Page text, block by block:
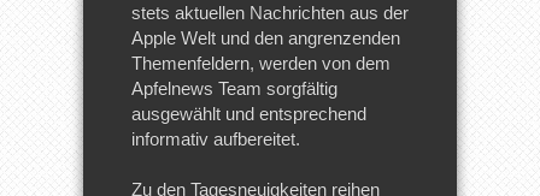
stets aktuellen Nachrichten aus der
Apple Welt und den angrenzenden
Themenfeldern, werden von dem
Apfelnews Team sorgfältig
ausgewählt und entsprechend
informativ aufbereitet.
Zu den Tagesneuigkeiten reihen